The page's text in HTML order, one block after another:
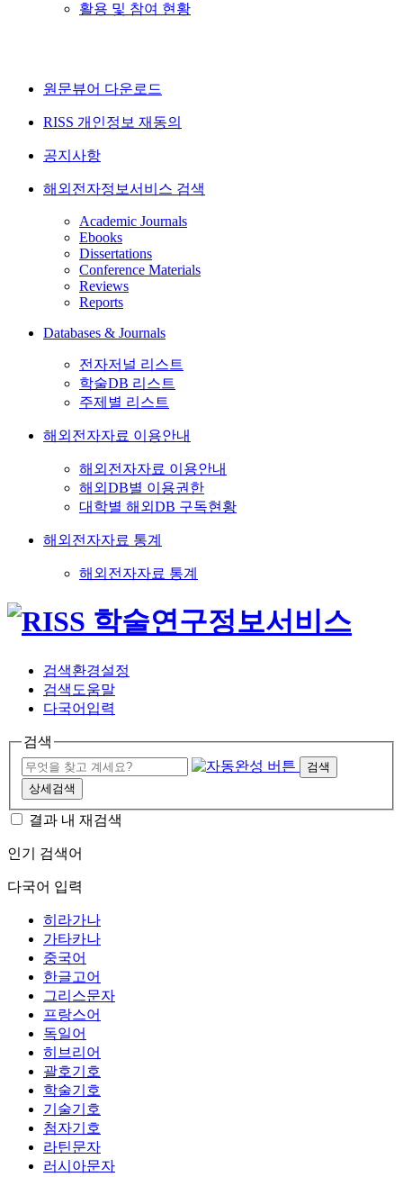
활용 및 참여 현황
원문뷰어 다운로드
RISS 개인정보 재동의
공지사항
해외전자정보서비스 검색
Academic Journals
Ebooks
Dissertations
Conference Materials
Reviews
Reports
Databases & Journals
전자저널 리스트
학술DB 리스트
주제별 리스트
해외전자자료 이용안내
해외전자자료 이용안내
해외DB별 이용권한
대학별 해외DB 구독현황
해외전자자료 통계
해외전자자료 통계
검색환경설정
검색도움말
다국어입력
검색
검색
상세검색
결과 내 재검색
인기 검색어
다국어 입력
히라가나
가타카나
중국어
한글고어
그리스문자
프랑스어
독일어
히브리어
괄호기호
학술기호
기술기호
첨자기호
라틴문자
러시아문자